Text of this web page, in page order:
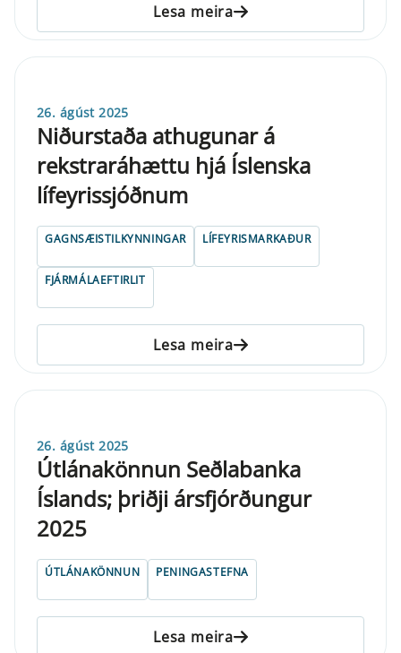
Lesa meira
26. ágúst 2025
Niðurstaða athugunar á
rekstraráhættu hjá Íslenska
lífeyrissjóðnum
GAGNSÆISTILKYNNINGAR LÍFEYRISMARKAÐUR
FJÁRMÁLAEFTIRLIT
Lesa meira
26. ágúst 2025
Útlánakönnun Seðlabanka
Íslands; þriðji ársfjórðungur
2025
ÚTLÁNAKÖNNUN PENINGASTEFNA
Lesa meira